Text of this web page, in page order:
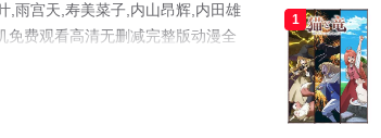
,雨宫天,寿美菜子,内山昂辉,内田雄
费观看高清无删减完整版动漫全
1